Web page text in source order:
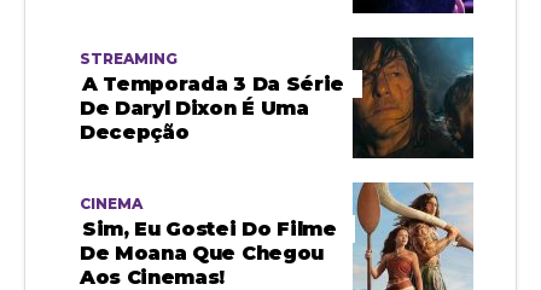
STREAMING
A Temporada 3 Da Série
De Daryl Dixon É Uma
Decepção
CINEMA
Sim, Eu Gostei Do Filme
De Moana Que Chegou
Aos Cinemas!